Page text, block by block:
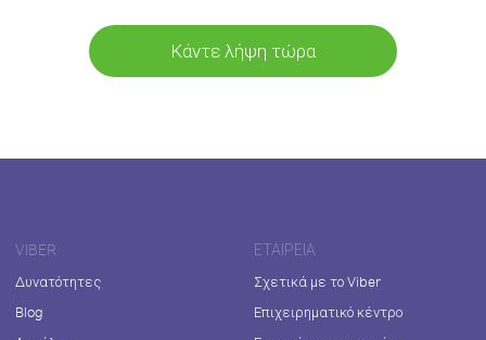
Κάντε λήψη τώρα
VIBER
Δυνατότητες
Blog
ΕΤΑΙΡΕΊΑ
Σχετικά με το Viber
Επιχειρηματικό κέντρο